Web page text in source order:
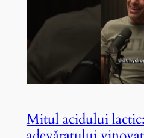
Mitul acidului